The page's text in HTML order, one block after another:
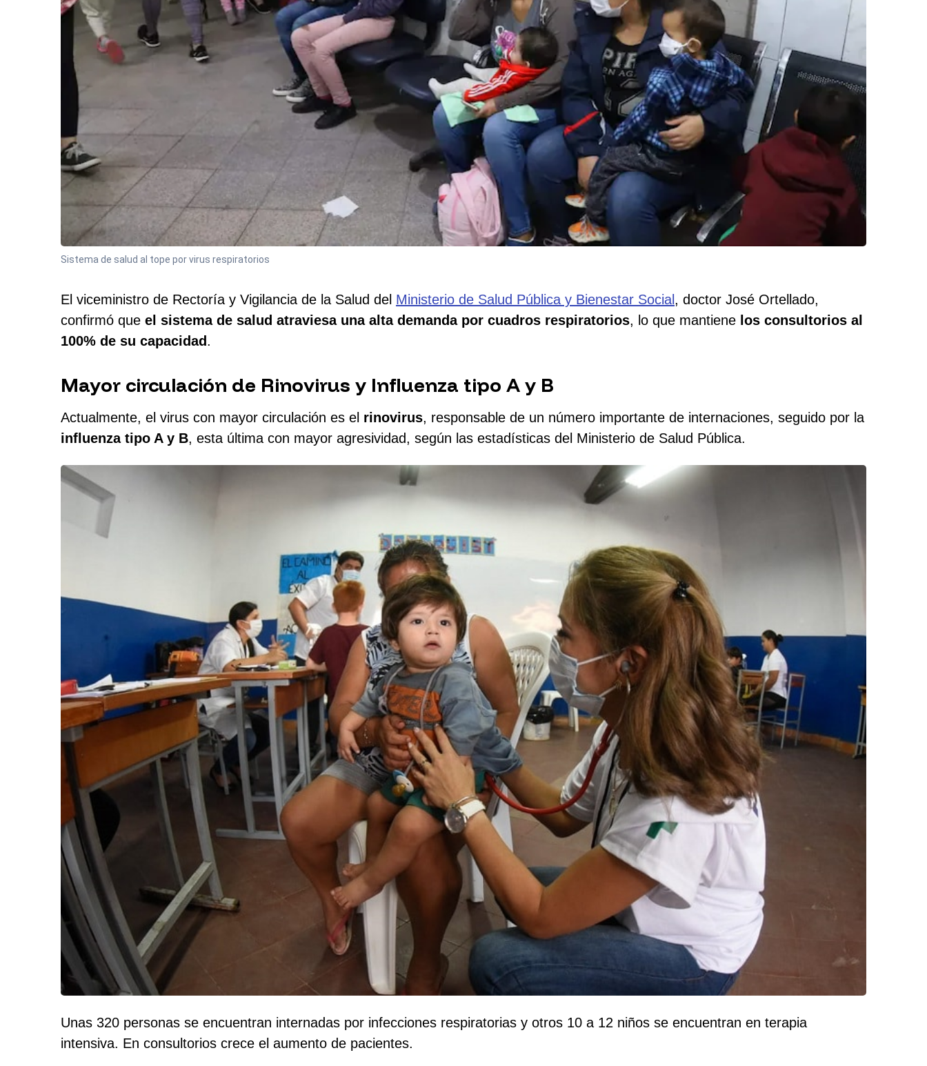
Sistema de salud al tope por virus respiratorios
El viceministro de Rectoría y Vigilancia de la Salud del Ministerio de Salud Pública y Bienestar Social , doctor José Ortellado,
confirmó que el sistema de salud atraviesa una alta demanda por cuadros respiratorios, lo que mantiene los consultorios al
100% de su capacidad.
Mayor circulación de Rinovirus y Influenza tipo A y B
Actualmente, el virus con mayor circulación es el rinovirus, responsable de un número importante de internaciones, seguido por la
influenza tipo A y B, esta última con mayor agresividad, según las estadísticas del Ministerio de Salud Pública.
Unas 320 personas se encuentran internadas por infecciones respiratorias y otros 10 a 12 niños se encuentran en terapia
intensiva. En consultorios crece el aumento de pacientes.